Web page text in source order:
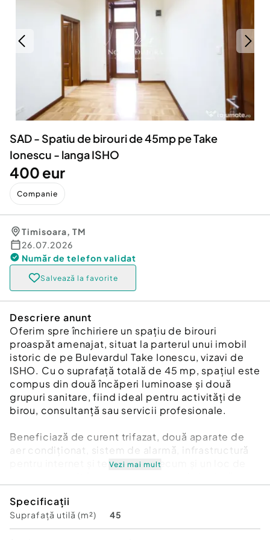
Animale de companie
Afaceri și echipamente profesionale
Inchiriere Bunuri si Vehicule
Utilaje agricole si industriale
Piese auto si accesorii
Dacia Duster
SAD - Spatiu de birouri de 45mp pe Take
Ionescu - langa ISHO
400 eur
Companie
Timisoara, TM
26.07.2026
Număr de telefon validat
Salvează la favorite
Descriere anunt
Oferim spre închiriere un spațiu de birouri
proaspăt amenajat, situat la parterul unui imobil
istoric de pe Bulevardul Take Ionescu, vizavi de
ISHO. Cu o suprafață totală de 45 mp, spațiul este
compus din două încăperi luminoase și două
grupuri sanitare, fiind ideal pentru activități de
birou, consultanță sau servicii profesionale.
Beneficiază de curent trifazat, două aparate de
aer condiționat, sistem de alarmă, infrastructură
pentru internet și telefonie, precum și un loc de
pereților groși și tâmplăriei performante, costurile
de exploatare sunt reduse.
Vezi mai mult
Specificații
Suprafață utilă (m²) 45